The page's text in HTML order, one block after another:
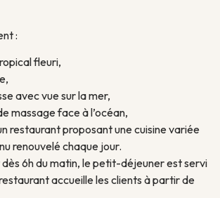
:
fleuri,
avec vue sur la mer,
massage face à l’océan,
restaurant proposant une cuisine variée
renouvelé chaque jour.
6h du matin, le petit-déjeuner est servi
accueille les clients à partir de